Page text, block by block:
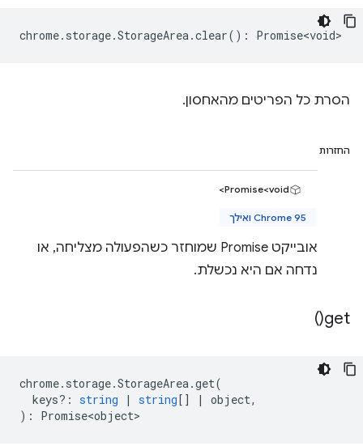
chrome. storage.StorageArea.clear() : Promise<void>
הסרת כל הפריטים מהאחסון.
החזרות
Promise<void>
Chrome 95 ואילך
אובייקט Promise שמוחזר כשהפעולה מצליחה, או
נדחה אם היא נכשלת.
get(
)
chrome. storage.StorageArea.get(
keys? : string | string[] | object,
) : Promise<object>